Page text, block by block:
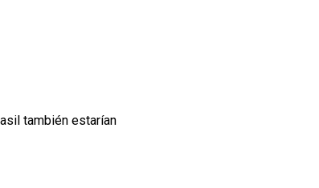
también estarían